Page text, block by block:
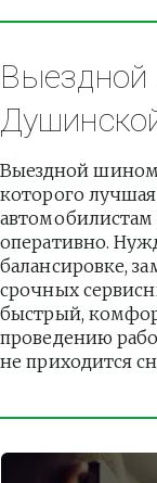
Выездной
которого
оперативно.
балансировке,
срочных
быстрый,
проведению
не приходится